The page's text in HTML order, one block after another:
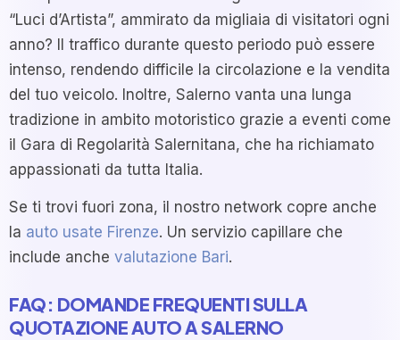
“Luci d’Artista”, ammirato da migliaia di visitatori ogni
anno? Il traffico durante questo periodo può essere
intenso, rendendo difficile la circolazione e la vendita
del tuo veicolo. Inoltre, Salerno vanta una lunga
tradizione in ambito motoristico grazie a eventi come
il Gara di Regolarità Salernitana, che ha richiamato
appassionati da tutta Italia.
Se ti trovi fuori zona, il nostro network copre anche
la auto usate Firenze. Un servizio capillare che
include anche valutazione Bari.
FAQ: DOMANDE FREQUENTI SULLA
QUOTAZIONE AUTO A SALERNO